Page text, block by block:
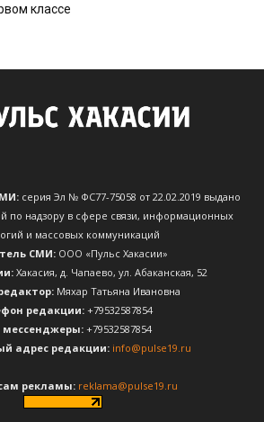
классе
серия Эл № ФС77-75058 от 22.02.2019 выдано
по надзору в сфере связи, информационных
и массовых коммуникаций
СМИ: ООО «Пульс Хакасии»
Хакасия, д. Чапаево, ул. Абаканская, 52
Мяхар Татьяна Ивановна
редакции:+79532587854
мессенджеры:+79532587854
адрес редакции: info@pulse19.ru
рекламы: reklama@pulse19.ru